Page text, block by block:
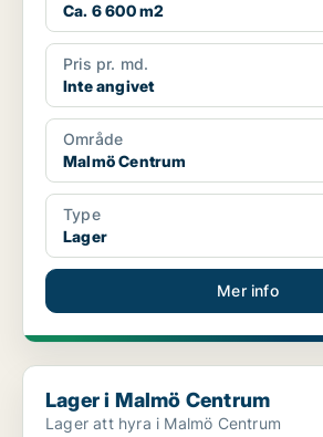
Ca. 6 600 m2
Pris pr. md.
Inte angivet
Område
Malmö Centrum
Type
Lager
Mer info
Lager i Malmö Centrum
Lager i Malmö Centrum
Lager att hyra i Malmö Centrum